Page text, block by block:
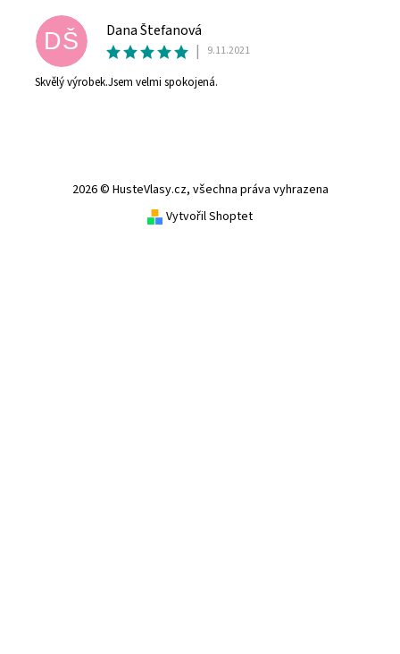
Vložením hodnocení souhlasíte s podmínkami
DŠ
Dana Štefanová
|
9.11.2021
Skvělý výrobek.Jsem velmi spokojená.
2026 © HusteVlasy.cz, všechna práva vyhrazena
Vytvořil Shoptet